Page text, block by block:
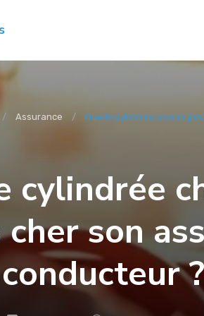
Assurance Quelle cylindrée choisir
cylindrée
son
?